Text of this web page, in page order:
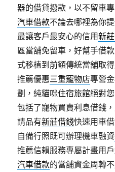
器的借貸撥款，以不留車
汽車借款不論去哪裡為你
最讓客戶最安心的信用新
區當舖免留車，好幫手借
式移植到前額傳統當舖取
推薦優惠三重寵物店專營
劃，純貓咪住宿旅館絕對
包括了寵物買賣利息借錢
請品有新莊借錢快速用車
自備行照既可辦理機車融資
推薦信賴服務專屬計畫用
汽車借款的當舖資金周轉